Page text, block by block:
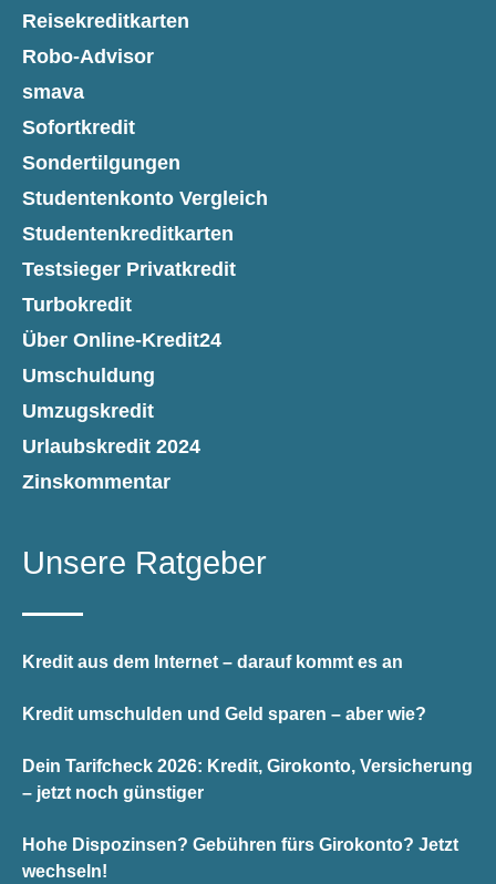
Reisekreditkarten
Robo-Advisor
smava
Sofortkredit
Sondertilgungen
Studentenkonto Vergleich
Studentenkreditkarten
Testsieger Privatkredit
Turbokredit
Über Online-Kredit24
Umschuldung
Umzugskredit
Urlaubskredit 2024
Zinskommentar
Unsere Ratgeber
Kredit aus dem Internet – darauf kommt es an
Kredit umschulden und Geld sparen – aber wie?
Dein Tarifcheck 2026: Kredit, Girokonto, Versicherung
– jetzt noch günstiger
Hohe Dispozinsen? Gebühren fürs Girokonto? Jetzt
wechseln!